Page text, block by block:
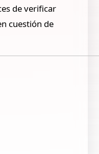
de verificar
cuestión de